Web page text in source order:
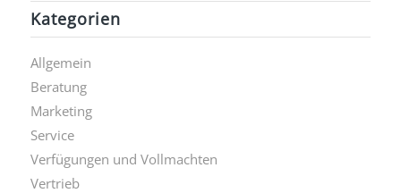
Kategorien
Allgemein
Beratung
Marketing
Service
Verfügungen und Vollmachten
Vertrieb